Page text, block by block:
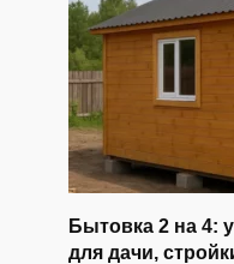
Бытовка 2 на 4:
для дачи,